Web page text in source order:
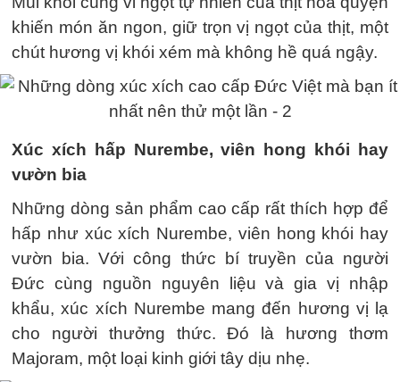
khiến món ăn ngon, giữ trọn vị ngọt của thịt, một
chút hương vị khói xém mà không hề quá ngậy.
Xúc xích hấp Nurembe, viên hong khói hay
vườn bia
Những dòng sản phẩm cao cấp rất thích hợp để
hấp như xúc xích Nurembe, viên hong khói hay
vườn bia. Với công thức bí truyền của người
Đức cùng nguồn nguyên liệu và gia vị nhập
khẩu, xúc xích Nurembe mang đến hương vị lạ
cho người thưởng thức. Đó là hương thơm
Majoram, một loại kinh giới tây dịu nhẹ.